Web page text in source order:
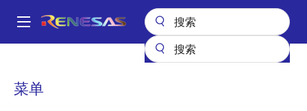
到
Main
菜单
面
HZ15-2